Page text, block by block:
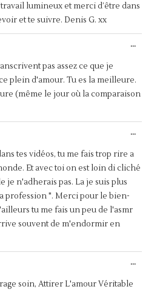
lumineux et merci d’être dans
et te suivre. Denis G. xx
pas assez ce que je
plein d'amour. Tu es la meilleure.
(même le jour où la comparaison
...
tes vidéos, tu me fais trop rire a
Et avec toi on est loin di cliché
je n'adherais pas. La je suis plus
profession ". Merci pour le bien-
tu me fais un peu de l'asmr
souvent de m'endormir en
...
soin, Attirer L'amour Véritable
...